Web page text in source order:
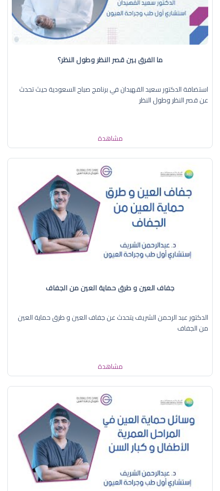
ما الفرق بين قصر النظر وطول النظر؟
استضافة الدكتور سعيد القهيدان في برنامج صباح السعودية حيث تحدث
عن قصر النظر وطول النظر
مشاهدة
جفاف العين و طرق حماية العين من الجفاف
الدكتور عبد الرحمن الشريف يتحدث عن جفاف العين و طرق حماية العين
من الجفاف
مشاهدة